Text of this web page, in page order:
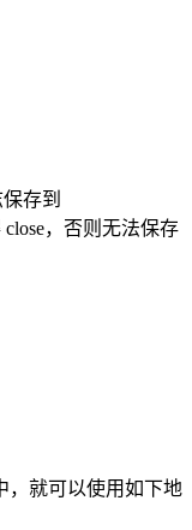
存到
close，否则无法保存
，就可以使用如下地